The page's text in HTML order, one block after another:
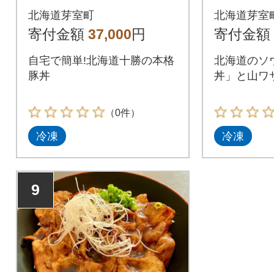
袋)・牛カルビ串6本セ
ット me046-001c
北海道芽室町
寄付金額 37,000円
自宅で簡単!北海道十勝の本格
豚丼
（0件）
冷凍
の山ワ
39c
北海道芽室
寄付金額
北海道のソ
丼」と山ワ
冷凍
9